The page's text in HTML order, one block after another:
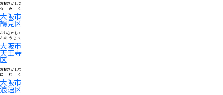
大阪市
鶴見区
おおさかしつ
るみく
大阪市
天王寺
区
おおさかして
んのうじく
大阪市
浪速区
おおさかしな
にわく